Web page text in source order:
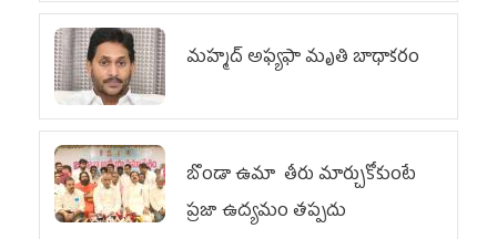
మహ్మద్‌ అఫ్యఫా మృతి బాధాకరం
బొండా ఉమా తీరు మార్చుకోకుంటే
ప్రజా ఉద్యమం తప్పదు